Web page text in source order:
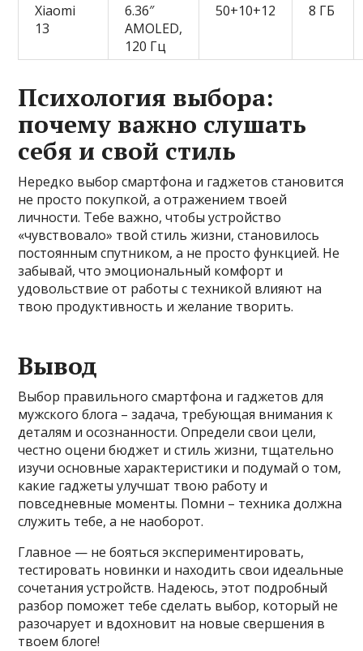
Xiaomi
13
6.36″
AMOLED,
120 Гц
50+10+12 8 ГБ
Психология выбора:
почему важно слушать
себя и свой стиль
Нередко выбор смартфона и гаджетов становится
не просто покупкой, а отражением твоей
личности. Тебе важно, чтобы устройство
«чувствовало» твой стиль жизни, становилось
постоянным спутником, а не просто функцией. Не
забывай, что эмоциональный комфорт и
удовольствие от работы с техникой влияют на
твою продуктивность и желание творить.
Вывод
Выбор правильного смартфона и гаджетов для
мужского блога – задача, требующая внимания к
деталям и осознанности. Определи свои цели,
честно оцени бюджет и стиль жизни, тщательно
изучи основные характеристики и подумай о том,
какие гаджеты улучшат твою работу и
повседневные моменты. Помни – техника должна
служить тебе, а не наоборот.
Главное — не бояться экспериментировать,
тестировать новинки и находить свои идеальные
сочетания устройств. Надеюсь, этот подробный
разбор поможет тебе сделать выбор, который не
разочарует и вдохновит на новые свершения в
твоем блоге!